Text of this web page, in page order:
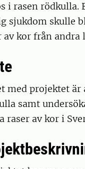
i rasen rödkulla.
sjukdom skulle
av kor från
med projektet
samt
raser av kor i